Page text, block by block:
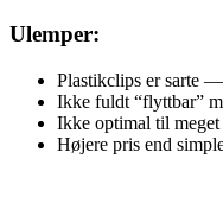
Ulemper:
Plastikclips er sarte
Ikke fuldt “flyttbar”
Ikke optimal til meget
Højere pris end